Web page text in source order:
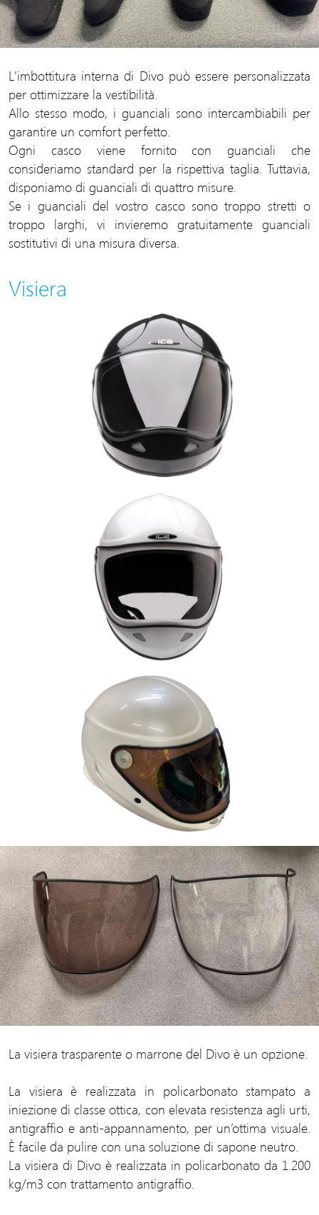
L'imbottitura interna di Divo può essere personalizzata
per ottimizzare la vestibilità.
Allo stesso modo, i guanciali sono intercambiabili per
garantire un comfort perfetto.
Ogni casco viene fornito con guanciali che
consideriamo standard per la rispettiva taglia. Tuttavia,
disponiamo di guanciali di quattro misure.
Se i guanciali del vostro casco sono troppo stretti o
troppo larghi, vi invieremo gratuitamente guanciali
sostitutivi di una misura diversa.
Visiera
La visiera trasparente o marrone del Divo è un opzione.
La visiera è realizzata in policarbonato stampato a
iniezione di classe ottica, con elevata resistenza agli urti,
antigraffio e anti-appannamento, per un’ottima visuale.
È facile da pulire con una soluzione di sapone neutro.
La visiera di Divo è realizzata in policarbonato da 1.200
kg/m3 con trattamento antigraffio.